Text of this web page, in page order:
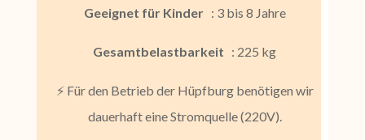
Geeignet für Kinder: 3 bis 8 Jahre
Gesamtbelastbarkeit : 225 kg
⚡ Für den Betrieb der Hüpfburg benötigen wir
dauerhaft eine Stromquelle (220V).